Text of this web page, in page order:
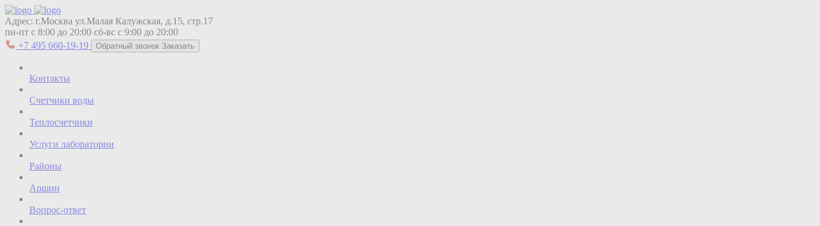
Адрес: г.Москва ул.Малая Калужская, д.15, стр.17
пн-пт с 8:00 до 20:00 сб-вс с 9:00 до 20:00
+7 495 660-19-19
Обратный звонок Заказать
Контакты
Счетчики воды
Теплосчетчики
Услуги лаборатории
Районы
Аршин
Вопрос-ответ